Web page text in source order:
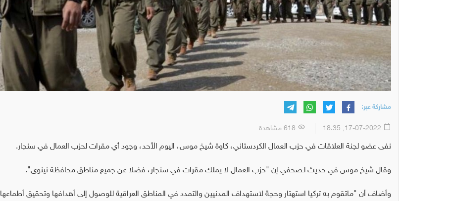
مشاركة عبر:
نفى عضو لجنة العلاقات في حزب العمال الكردستاني، كاوة شيخ موس، اليوم الأحد، وجود أي مقرات لحزب العمال في سنجار.
وقال شيخ موس في حديث لـصحفي إن "حزب العمال لا يملك مقرات في سنجار، فضلا عن جميع مناطق محافظة نينوى".
وأضاف أن "ماتقوم به تركيا استهتار وحجة لاستهداف المدنيين والتمدد في المناطق العراقية للوصول إلى أهدافها وتحقيق أطماعها